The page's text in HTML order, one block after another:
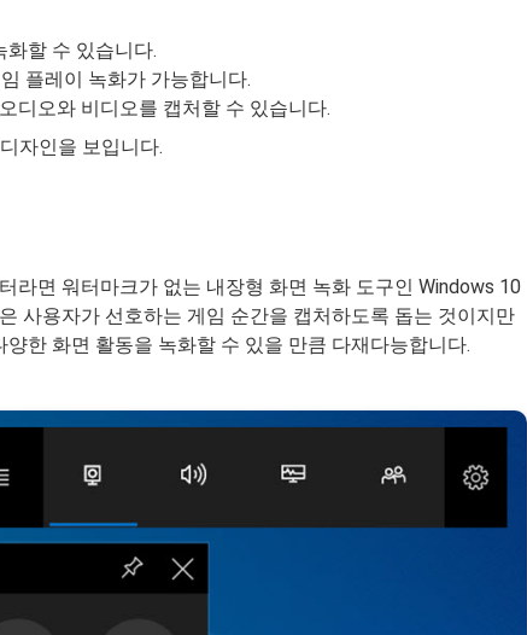
화할 수 있습니다.
플레이 녹화가 가능합니다.
디오와 비디오를 캡처할 수 있습니다.
자인을 보입니다.
라면 워터마크가 없는 내장형 화면 녹화 도구인 Windows 10
사용자가 선호하는 게임 순간을 캡처하도록 돕는 것이지만
한 화면 활동을 녹화할 수 있을 만큼 다재다능합니다.